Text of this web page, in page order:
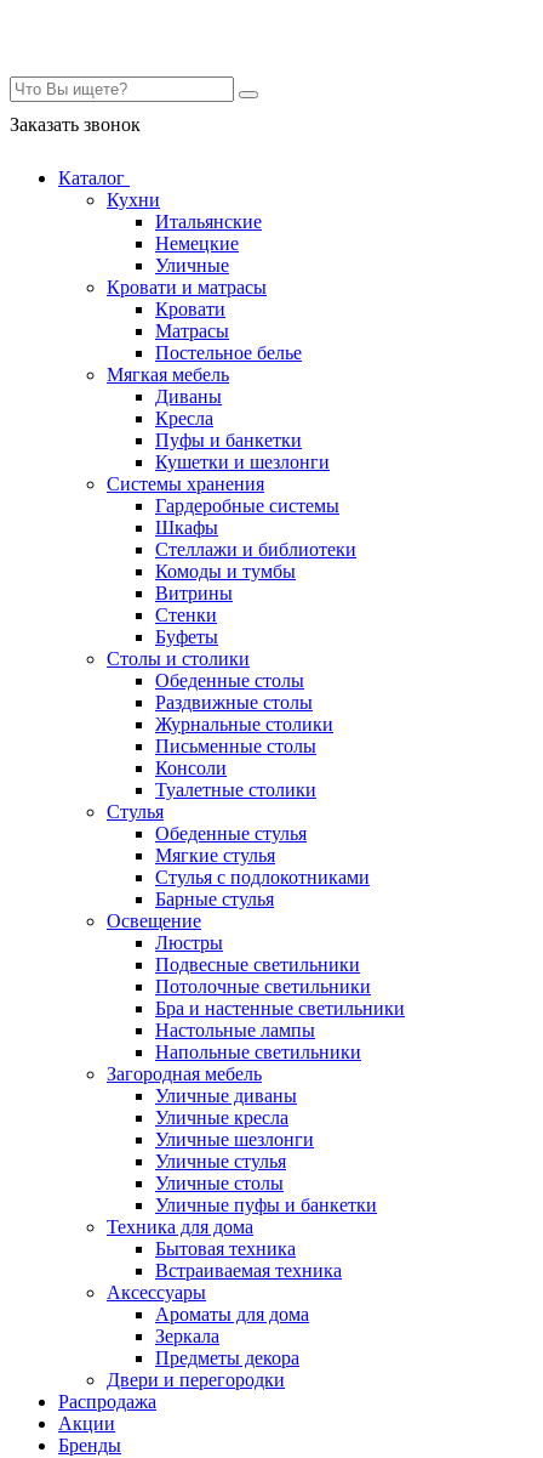
Заказать звонок
Каталог
Кухни
Итальянские
Немецкие
Уличные
Кровати и матрасы
Кровати
Матрасы
Постельное белье
Мягкая мебель
Диваны
Кресла
Пуфы и банкетки
Кушетки и шезлонги
Системы хранения
Гардеробные системы
Шкафы
Стеллажи и библиотеки
Комоды и тумбы
Витрины
Стенки
Буфеты
Столы и столики
Обеденные столы
Раздвижные столы
Журнальные столики
Письменные столы
Консоли
Туалетные столики
Стулья
Обеденные стулья
Мягкие стулья
Стулья с подлокотниками
Барные стулья
Освещение
Люстры
Подвесные светильники
Потолочные светильники
Бра и настенные светильники
Настольные лампы
Напольные светильники
Загородная мебель
Уличные диваны
Уличные кресла
Уличные шезлонги
Уличные стулья
Уличные столы
Уличные пуфы и банкетки
Техника для дома
Бытовая техника
Встраиваемая техника
Аксессуары
Ароматы для дома
Зеркала
Предметы декора
Двери и перегородки
Распродажа
Акции
Бренды